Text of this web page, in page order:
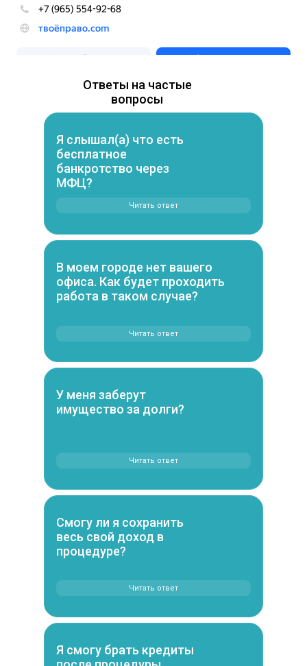
Ответы на частые
вопросы
Я слышал(а) что есть
бесплатное
банкротство через
МФЦ?
Читать ответ
В моем городе нет вашего
офиса. Как будет проходить
работа в таком случае?
Читать ответ
У меня заберут
имущество за долги?
Читать ответ
Смогу ли я сохранить
весь свой доход в
процедуре?
Читать ответ
Я смогу брать кредиты